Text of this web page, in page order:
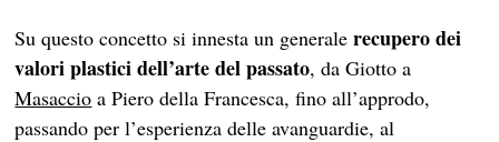
Su questo concetto si innesta un generalerecupero dei
valori plastici dell’arte del passato, da Giotto a
Masaccio a Piero della Francesca, fino all’approdo,
passando per l’esperienza delle avanguardie, al